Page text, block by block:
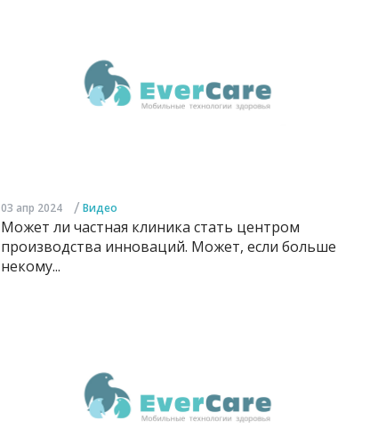
03 апр 2024 / Видео
Может ли частная клиника стать центром
производства инноваций. Может, если больше
некому...